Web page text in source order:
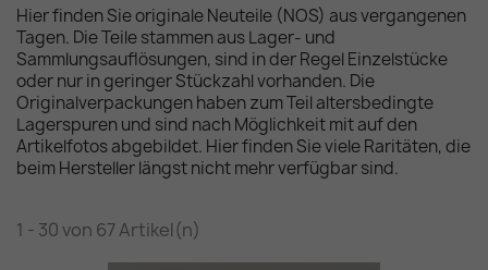
Hier finden Sie originale Neuteile (NOS) aus vergangenen
Tagen. Die Teile stammen aus Lager- und
Sammlungsauflösungen, sind in der Regel Einzelstücke
oder nur in geringer Stückzahl vorhanden. Die
Originalverpackungen haben zum Teil altersbedingte
Lagerspuren und sind nach Möglichkeit mit auf den
Artikelfotos abgebildet. Hier finden Sie viele Raritäten, die
beim Hersteller längst nicht mehr verfügbar sind.
1 - 30 von 67 Artikel(n)